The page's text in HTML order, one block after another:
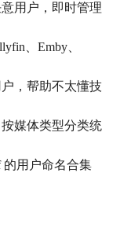
用户，即时管理
、Emby、
，帮助不太懂技
媒体类型分类统
的用户命名合集